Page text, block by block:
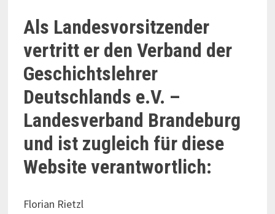
Als Landesvorsitzender
vertritt er den Verband der
Geschichtslehrer
Deutschlands e.V. –
Landesverband Brandeburg
und ist zugleich für diese
Website verantwortlich:
Florian Rietzl